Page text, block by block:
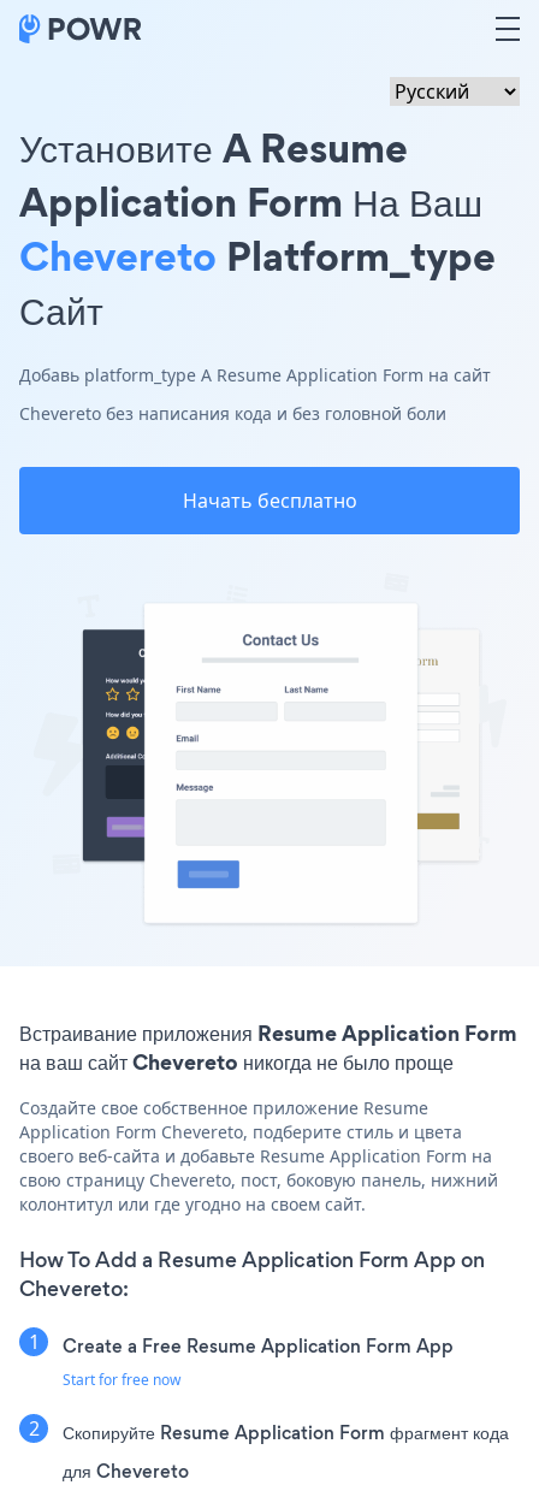
Установите A Resume
Application Form На Ваш
Chevereto Platform_type
Сайт
Добавь platform_type A Resume Application Form на сайт
Chevereto без написания кода и без головной боли
Начать бесплатно
Встраивание приложения Resume Application Form
на ваш сайт Chevereto никогда не было проще
Создайте свое собственное приложение Resume
Application Form Chevereto, подберите стиль и цвета
своего веб-сайта и добавьте Resume Application Form на
свою страницу Chevereto, пост, боковую панель, нижний
колонтитул или где угодно на своем сайт.
How To Add a Resume Application Form App on
Chevereto:
Create a Free Resume Application Form App
Start for free now
Скопируйте Resume Application Form фрагмент кода
для Chevereto